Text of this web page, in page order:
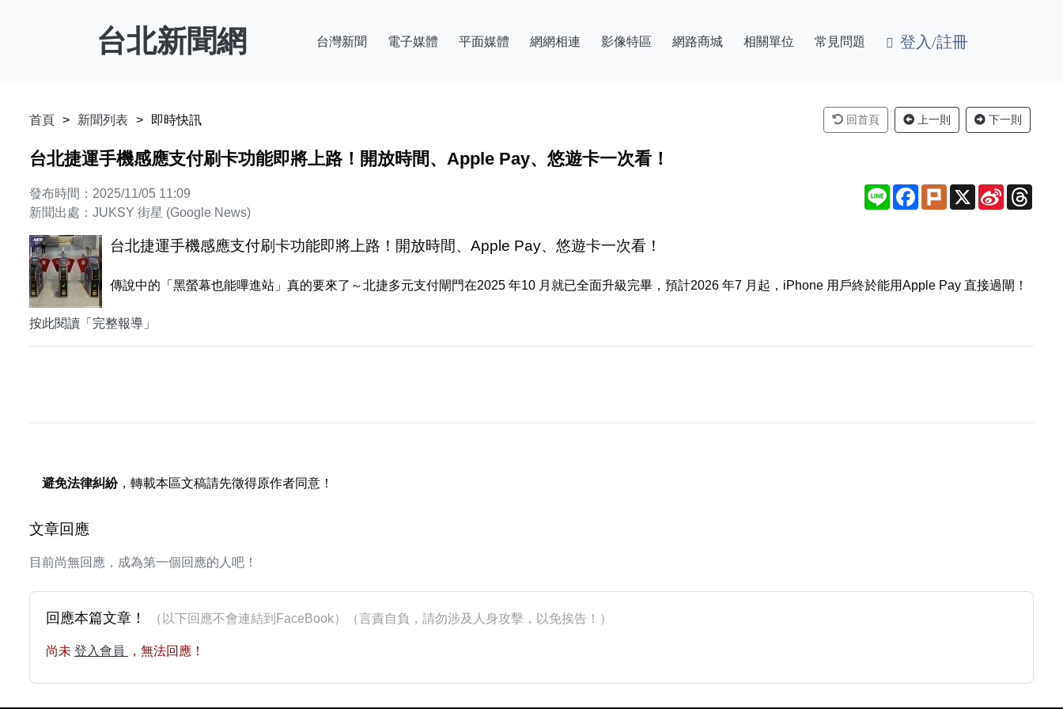
台北新聞網 台灣新聞 電子媒體 平面媒體 網網相連 影像特區 網路商城 相關單位 常見問題 登入/註冊
首頁 新聞列表 即時快訊 回首頁 上一則 下一則
台北捷運手機感應支付刷卡功能即將上路！開放時間、Apple Pay、悠遊卡一次看！
發布時間：2025/11/05 11:09
新聞出處：JUKSY 街星 (Google News)
Line Facebook
Plurk X
Sina
Weibo
台北捷運手機感應支付刷卡功能即將上路！開放時間、Apple Pay、悠遊卡一次看！
傳說中的「黑螢幕也能嗶進站」真的要來了～北捷多元支付閘門在2025 年10 月就已全面升級完畢，預計2026 年7 月起，iPhone 用戶終於能用Apple Pay 直接過閘！
按此閱讀「完整報導」
避免法律糾紛，轉載本區文稿請先徵得原作者同意！
文章回應
目前尚無回應，成為第一個回應的人吧！
回應本篇文章！ （以下回應不會連結到FaceBook）（言責自負，請勿涉及人身攻擊，以免挨告！）
尚未 登入會員 ，無法回應！